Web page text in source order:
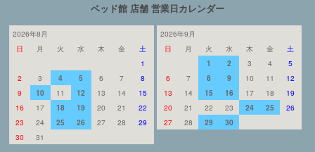
ベッド館 店舗 営業日カレンダー
2026年8月
日
月 火 水 木 金
土
1
2
3 4 5 6 7
8
9
10 11 12 13 14
15
16
17 18 19 20 21
22
23
24 25 26 27 28
29
30
31
2026年9月
日
月 火 水 木 金
土
1
2 3 4
5
6
7 8 9 10 11
12
13
14 15 16 17 18
19
20
21 22 23 24 25
26
27
28 29 30